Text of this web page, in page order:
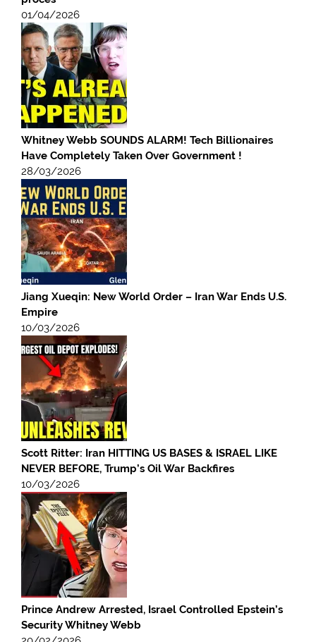
01/04/2026
Whitney Webb SOUNDS ALARM! Tech Billionaires
Have Completely Taken Over Government !
28/03/2026
Jiang Xueqin: New World Order – Iran War Ends U.S.
Empire
10/03/2026
Scott Ritter: Iran HITTING US BASES & ISRAEL LIKE
NEVER BEFORE, Trump’s Oil War Backfires
10/03/2026
Prince Andrew Arrested, Israel Controlled Epstein’s
Security Whitney Webb